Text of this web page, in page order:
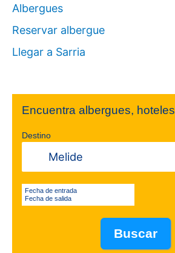
Albergues
Reservar albergue
Llegar a Sarria
Encuentra albergues,
Destino
Fecha de entrada
Fecha de salida